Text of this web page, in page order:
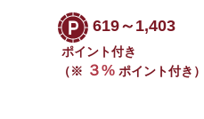
619～1,403
ポイント付き
（※ ３% ポイント付き）